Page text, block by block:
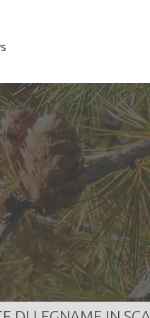
BORZAGO
186,000 m³
scadenza
07/08/2026
LEGGI TUTTO